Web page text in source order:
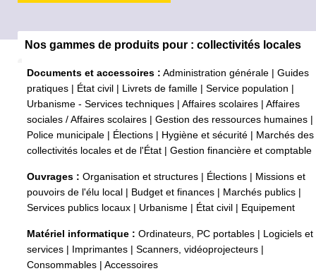
Nos gammes de produits pour : collectivités locales
Documents et accessoires : Administration générale
Guides
pratiques
État civil Livrets de famille Service population
Urbanisme - Services techniques
Affaires scolaires
Affaires
sociales / Affaires scolaires
Gestion des ressources humaines
Police municipale
Élections Hygiène et sécurité
Marchés des
collectivités locales et de l'État
Gestion financière et comptable
Ouvrages : Organisation et structures Élections
Missions et
pouvoirs de l'élu local
Budget et finances Marchés publics
Services publics locaux
Urbanisme État civil Equipement
Matériel informatique : Ordinateurs, PC portables
Logiciels et
services
Imprimantes Scanners, vidéoprojecteurs
Consommables
Accessoires